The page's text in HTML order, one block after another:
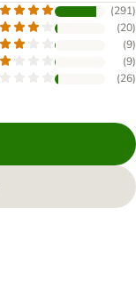
(291)
(20)
(9)
(9)
(26)